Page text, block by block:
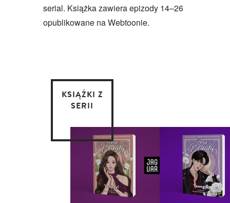
serial. Książka zawiera epizody 14–26
opublikowane na Webtoonie.
KSIĄŻKI Z
SERII